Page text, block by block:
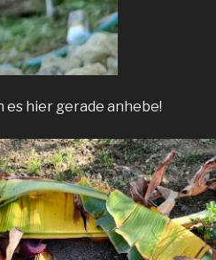
es hier gerade anhebe!